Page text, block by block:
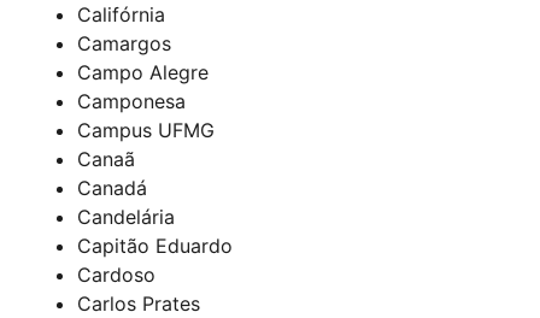
Califórnia
Camargos
Campo Alegre
Camponesa
Campus UFMG
Canaã
Canadá
Candelária
Capitão Eduardo
Cardoso
Carlos Prates